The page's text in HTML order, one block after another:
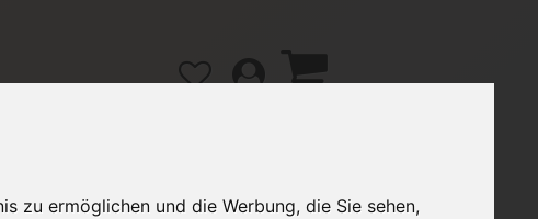
zu ermöglichen und die Werbung, die Sie sehen,